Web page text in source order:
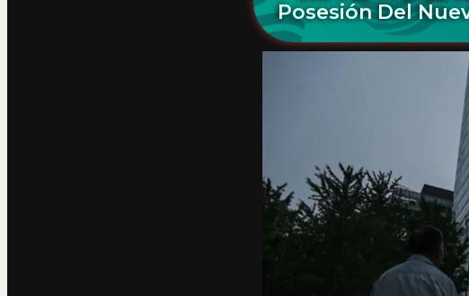
Posesión Del